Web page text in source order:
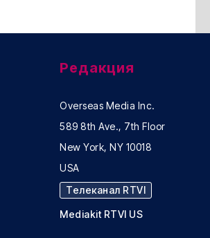
Редакция
Overseas Media Inc.
589 8th Ave., 7th Floor
New York, NY 10018
USA
Телеканал RTVI
Mediakit RTVI US